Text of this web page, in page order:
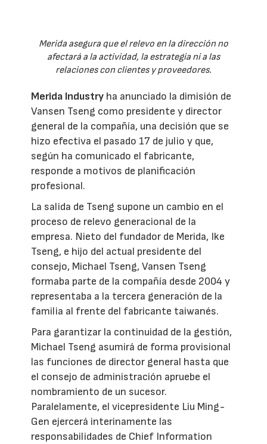
Merida asegura que el relevo en la dirección no
afectará a la actividad, la estrategia ni a las
relaciones con clientes y proveedores.
Merida Industry ha anunciado la dimisión de
Vansen Tseng como presidente y director
general de la compañía, una decisión que se
hizo efectiva el pasado 17 de julio y que,
según ha comunicado el fabricante,
responde a motivos de planificación
profesional.
La salida de Tseng supone un cambio en el
proceso de relevo generacional de la
empresa. Nieto del fundador de Merida, Ike
Tseng, e hijo del actual presidente del
consejo, Michael Tseng, Vansen Tseng
formaba parte de la compañía desde 2004 y
representaba a la tercera generación de la
familia al frente del fabricante taiwanés.
Para garantizar la continuidad de la gestión,
Michael Tseng asumirá de forma provisional
las funciones de director general hasta que
el consejo de administración apruebe el
nombramiento de un sucesor.
Paralelamente, el vicepresidente Liu Ming-
Gen ejercerá interinamente las
responsabilidades de Chief Information